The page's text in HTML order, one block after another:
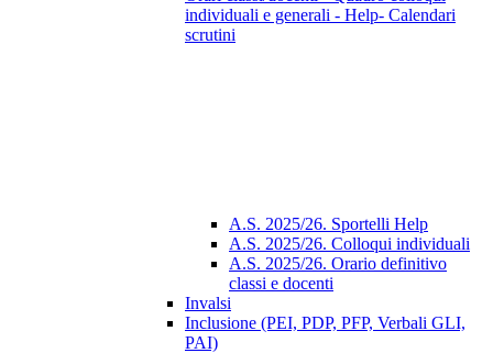
individuali e generali - Help- Calendari
scrutini
A.S. 2025/26. Sportelli Help
A.S. 2025/26. Colloqui individuali
A.S. 2025/26. Orario definitivo
classi e docenti
Invalsi
Inclusione (PEI, PDP, PFP, Verbali GLI,
PAI)